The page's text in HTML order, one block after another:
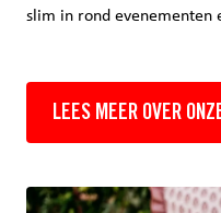
slim in rond evenementen
LEES MEER OVER